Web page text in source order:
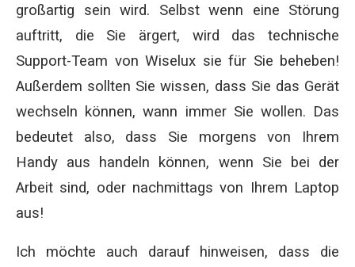
großartig sein wird. Selbst wenn eine Störung
auftritt, die Sie ärgert, wird das technische
Support-Team von Wiselux sie für Sie beheben!
Außerdem sollten Sie wissen, dass Sie das Gerät
wechseln können, wann immer Sie wollen. Das
bedeutet also, dass Sie morgens von Ihrem
Handy aus handeln können, wenn Sie bei der
Arbeit sind, oder nachmittags von Ihrem Laptop
aus!
Ich möchte auch darauf hinweisen, dass die